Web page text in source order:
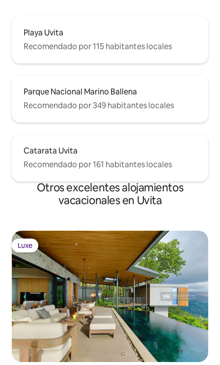
Playa Uvita
Recomendado por 115 habitantes locales
Parque Nacional Marino Ballena
Recomendado por 349 habitantes locales
Catarata Uvita
Recomendado por 161 habitantes locales
Otros excelentes alojamientos
vacacionales en Uvita
Luxe
Luxe